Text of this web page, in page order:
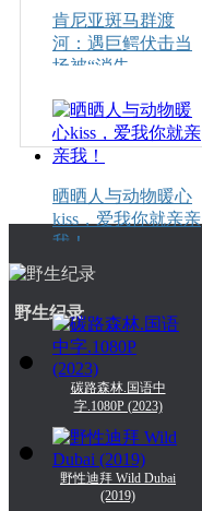
肯尼亚斑马群渡
河：遇巨鳄伏击当
场被“消失
晒晒人与动物暖心
kiss，爱我你就亲亲
我！
野生纪录
碳路森林.国语中
字.1080P (2023)
野性迪拜 Wild Dubai
(2019)